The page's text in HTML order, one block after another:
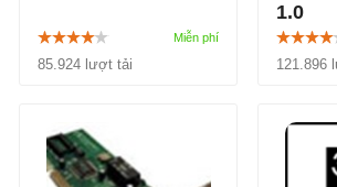
85.924 lượt tải
1.0
(rev.
121.896